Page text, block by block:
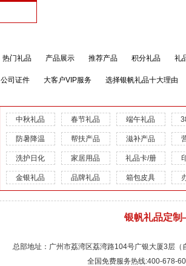
热门礼品 产品展示 推荐产品 积分礼品 礼
公司证件 大客户VIP服务 选择银帆礼品十大理由
中秋礼品 春节礼品 端午礼品
防暑降温 帮扶产品 滋补产品
洗护日化 家居用品 礼品卡/册
金银礼品 品牌礼品 箱包皮具
银帆礼品定
总部地址：广州市荔湾区荔湾路104号广银大厦3层
全国免费服务热线:400-